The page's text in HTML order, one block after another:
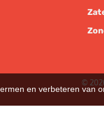
©
en verbeteren